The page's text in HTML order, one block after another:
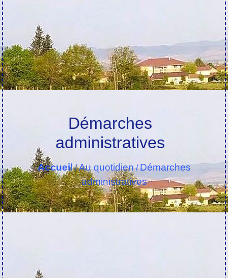
Démarches
administratives
Accueil/Au quotidien/Démarches
administratives